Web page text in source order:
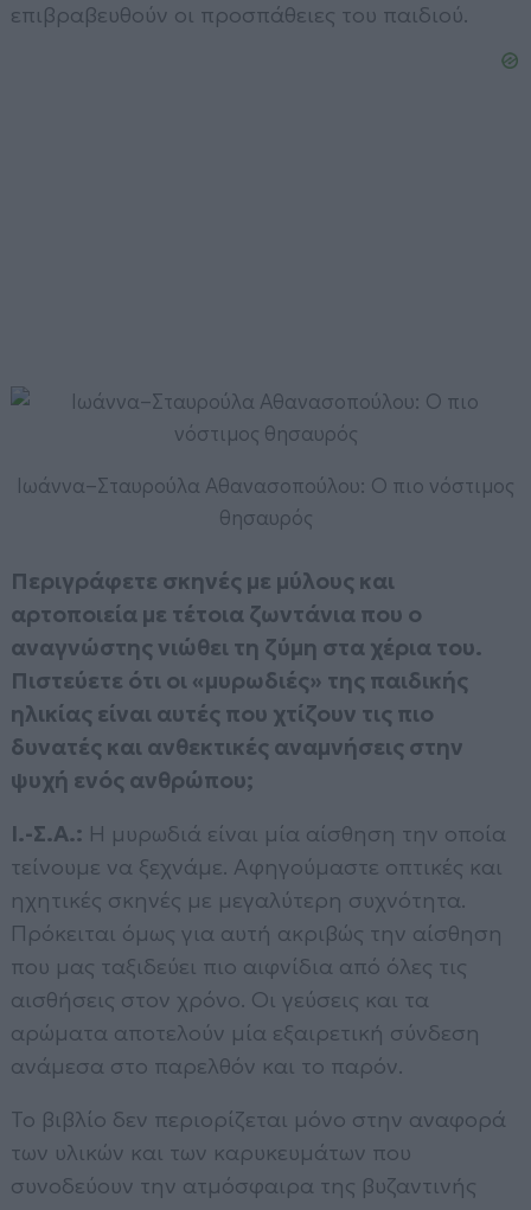
επιβραβευθούν οι προσπάθειες του παιδιού.
Ιωάννα–Σταυρούλα Αθανασοπούλου: Ο πιο νόστιμος
θησαυρός
Περιγράφετε σκηνές με μύλους και
αρτοποιεία με τέτοια ζωντάνια που ο
αναγνώστης νιώθει τη ζύμη στα χέρια του.
Πιστεύετε ότι οι «μυρωδιές» της παιδικής
ηλικίας είναι αυτές που χτίζουν τις πιο
δυνατές και ανθεκτικές αναμνήσεις στην
ψυχή ενός ανθρώπου;
Ι.-Σ.Α.: Η μυρωδιά είναι μία αίσθηση την οποία
τείνουμε να ξεχνάμε. Αφηγούμαστε οπτικές και
ηχητικές σκηνές με μεγαλύτερη συχνότητα.
Πρόκειται όμως για αυτή ακριβώς την αίσθηση
που μας ταξιδεύει πιο αιφνίδια από όλες τις
αισθήσεις στον χρόνο. Οι γεύσεις και τα
αρώματα αποτελούν μία εξαιρετική σύνδεση
ανάμεσα στο παρελθόν και το παρόν.
Το βιβλίο δεν περιορίζεται μόνο στην αναφορά
των υλικών και των καρυκευμάτων που
συνοδεύουν την ατμόσφαιρα της βυζαντινής